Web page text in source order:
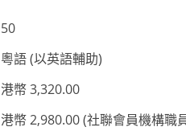
50
粵語 (以英語輔助)
港幣 3,320.00
港幣 2,980.00 (社聯會員機構職